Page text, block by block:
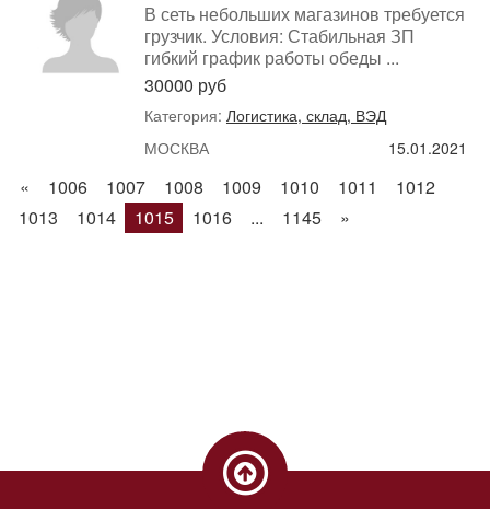
В сеть небольших магазинов требуется
грузчик. Условия: Стабильная ЗП
гибкий график работы обеды ...
30000 руб
Категория: Логистика, склад, ВЭД
МОСКВА
15.01.2021
« 1006 1007 1008 1009 1010 1011
1012
1013
1014 1015 1016 ... 1145 »